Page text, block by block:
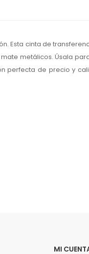
Esta cinta de
metálicos. Úsala
de precio y
MI